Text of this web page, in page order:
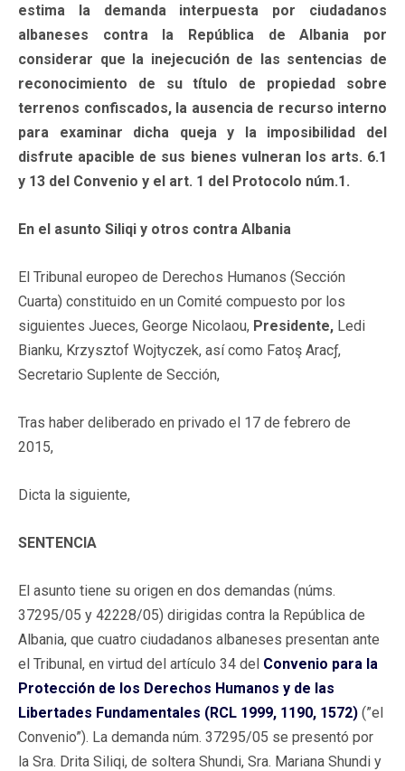
estima la demanda interpuesta por ciudadanos
albaneses contra la República de Albania por
considerar que la inejecución de las sentencias de
reconocimiento de su título de propiedad sobre
terrenos confiscados, la ausencia de recurso interno
para examinar dicha queja y la imposibilidad del
disfrute apacible de sus bienes vulneran los arts. 6.1
y 13 del Convenio y el art. 1 del Protocolo núm.1.
En el asunto Siliqi y otros contra Albania
El Tribunal europeo de Derechos Humanos (Sección
Cuarta) constituido en un Comité compuesto por los
siguientes Jueces, George Nicolaou, Presidente, Ledi
Bianku, Krzysztof Wojtyczek, así como Fatoş Aracƒ,
Secretario Suplente de Sección,
Tras haber deliberado en privado el 17 de febrero de
2015,
Dicta la siguiente,
SENTENCIA
El asunto tiene su origen en dos demandas (núms.
37295/05 y 42228/05) dirigidas contra la República de
Albania, que cuatro ciudadanos albaneses presentan ante
el Tribunal, en virtud del artículo 34 del Convenio para la
Protección de los Derechos Humanos y de las
Libertades Fundamentales (RCL 1999, 1190, 1572) (”el
Convenio”). La demanda núm. 37295/05 se presentó por
la Sra. Drita Siliqi, de soltera Shundi, Sra. Mariana Shundi y